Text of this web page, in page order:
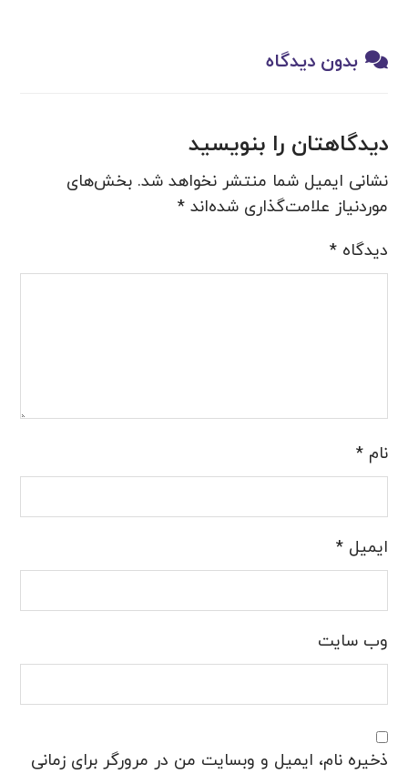
بدون دیدگاه
دیدگاهتان را بنویسید
نشانی ایمیل شما منتشر نخواهد شد. بخش‌های
موردنیاز علامت‌گذاری شده‌اند*
دیدگاه*
نام*
ایمیل*
وب‌ سایت
ذخیره نام، ایمیل و وبسایت من در مرورگر برای زمانی